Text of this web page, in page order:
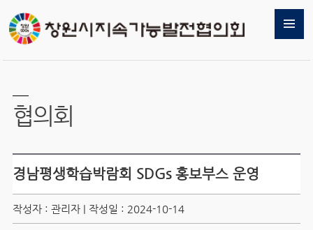
협의회
경남평생학습박람회 SDGs 홍보부스 운영
작성자 : 관리자 | 작성일 : 2024-10-14